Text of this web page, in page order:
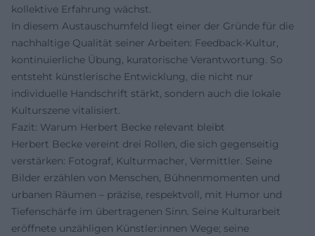
kollektive Erfahrung wächst.
In diesem Austauschumfeld liegt einer der Gründe für die
nachhaltige Qualität seiner Arbeiten: Feedback-Kultur,
kontinuierliche Übung, kuratorische Verantwortung. So
entsteht künstlerische Entwicklung, die nicht nur
individuelle Handschrift stärkt, sondern auch die lokale
Kulturszene vitalisiert.
Fazit: Warum Herbert Becke relevant bleibt
Herbert Becke vereint drei Rollen, die sich gegenseitig
verstärken: Fotograf, Kulturmacher, Vermittler. Seine
Bilder erzählen von Menschen, Bühnenmomenten und
urbanen Räumen – präzise, respektvoll, mit Humor und
Tiefenschärfe im übertragenen Sinn. Seine Kulturarbeit
eröffnete unzähligen Künstler:innen Wege; seine